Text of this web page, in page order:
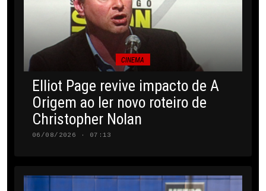
CINEMA
Elliot Page revive impacto de A
Origem ao ler novo roteiro de
Christopher Nolan
06/08/2026 · 07:13